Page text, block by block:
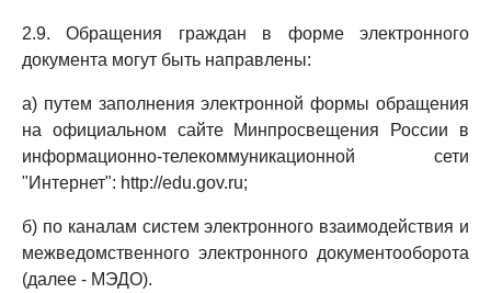
2.9. Обращения граждан в форме электронного
документа могут быть направлены:
а) путем заполнения электронной формы обращения
на официальном сайте Минпросвещения России в
информационно-телекоммуникационной сети
"Интернет": http://edu.gov.ru;
б) по каналам систем электронного взаимодействия и
межведомственного электронного документооборота
(далее - МЭДО).